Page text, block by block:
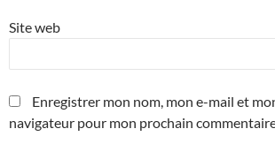
Site web
Enregistrer mon nom, mon e-mail et
navigateur pour mon prochain